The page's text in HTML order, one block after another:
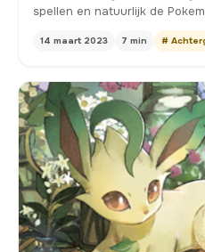
spellen en natuurlijk de
14 maart 2023 7 min #